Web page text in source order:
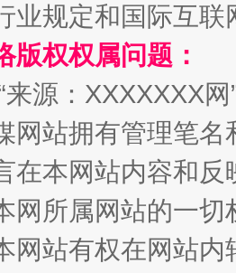
业规定和国际互
版权权属问题：
来源：XXXXXXX
网站拥有管理笔
在本网站内容和
网所属网站的一
网站有权在网站